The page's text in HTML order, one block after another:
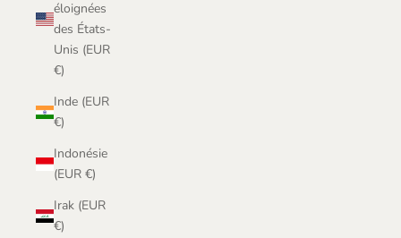
éloignées
des États-
Unis (EUR
€)
Inde (EUR
€)
Indonésie
(EUR €)
Irak (EUR
€)